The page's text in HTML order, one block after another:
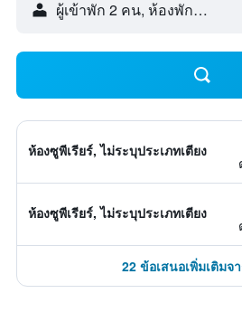
ผู้เข้าพัก 2 คน, ห้องพัก 1 ห้อง
ห้องซูพีเรียร์, ไม่ระบุประเภทเตียง
ห้องซูพีเรียร์, ไม่ระบุประเภทเตียง
22 ข้อเสนอเพิ่มเติมจ